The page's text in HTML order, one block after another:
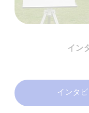
イン
インタ